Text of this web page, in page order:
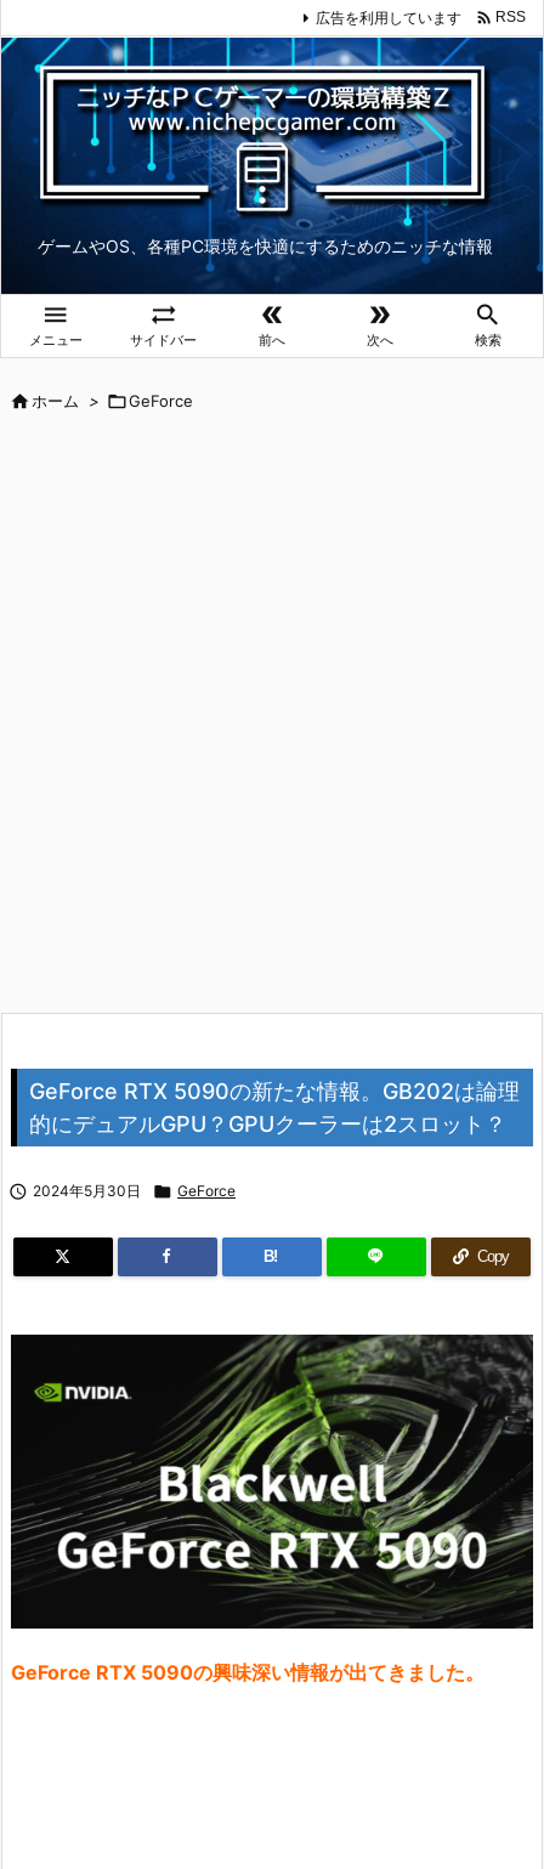
ゲームやOS、各種PC環境を快適にするためのニッチな情報

メニュー

サイドバー

前へ

次へ

検索
広告を利用しています  RSS
ホーム > GeForce
GeForce RTX 5090の新たな情報。GB202は論理
的にデュアルGPU？GPUクーラーは2スロット？
 2024年5月30日  GeForce
B! Copy
GeForce RTX 5090の興味深い情報が出てきました。